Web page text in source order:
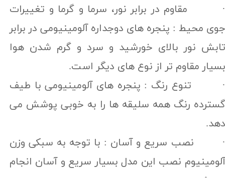
· مقاوم در برابر نور، سرما و گرما و تغییرات
جوی محیط : پنجره های دوجداره آلومینیومی در برابر
تابش نور بالای خورشید و سرد و گرم شدن هوا
بسیار مقاوم تر از نوع های دیگر است.
· تنوع رنگ : پنجره های آلومینیومی با طیف
گسترده رنگ همه سلیقه ها را به خوبی پوشش می
دهد.
· نصب سریع و آسان : با توجه به سبکی وزن
آلومینیوم نصب این مدل بسیار سریع و آسان انجام